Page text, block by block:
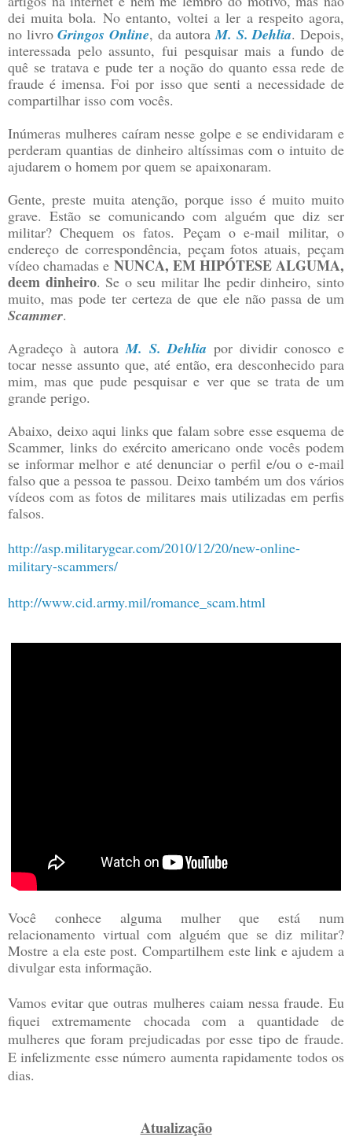
dei muita bola. No entanto, voltei a ler a respeito agora,
no livroGringos Online, da autoraM. S. Dehlia. Depois,
interessada pelo assunto, fui pesquisar mais a fundo de
quê se tratava e pude ter a noção do quanto essa rede de
fraude é imensa. Foi por isso que senti a necessidade de
compartilhar isso com vocês.
Inúmeras mulheres caíram nesse golpe e se endividaram e
perderam quantias de dinheiro altíssimas com o intuito de
ajudarem o homem por quem se apaixonaram.
Gente, preste muita atenção, porque isso é muito muito
grave. Estão se comunicando com alguém que diz ser
militar? Chequem os fatos. Peçam o e-mail militar, o
endereço de correspondência, peçam fotos atuais, peçam
vídeo chamadas e NUNCA, EM HIPÓTESE ALGUMA,
deem dinheiro. Se o seu militar lhe pedir dinheiro, sinto
muito, mas pode ter certeza de que ele não passa de um
Scammer.
Agradeço à autora M. S. Dehlia por dividir conosco e
tocar nesse assunto que, até então, era desconhecido para
mim, mas que pude pesquisar e ver que se trata de um
grande perigo.
Abaixo, deixo aqui links que falam sobre esse esquema de
Scammer, links do exército americano onde vocês podem
se informar melhor e até denunciar o perfil e/ou o e-mail
falso que a pessoa te passou. Deixo também um dos vários
vídeos com as fotos de militares mais utilizadas em perfis
falsos.
http://asp.militarygear.com/2010/12/20/new-online-
military-scammers/
http://www.cid.army.mil/romance_scam.html
Você conhece alguma mulher que está num
relacionamento virtual com alguém que se diz militar?
Mostre a ela este post. Compartilhem este link e ajudem a
divulgar esta informação.
Vamos evitar que outras mulheres caiam nessa fraude. Eu
fiquei extremamente chocada com a quantidade de
mulheres que foram prejudicadas por esse tipo de fraude.
E infelizmente esse número aumenta rapidamente todos os
dias.
Atualização